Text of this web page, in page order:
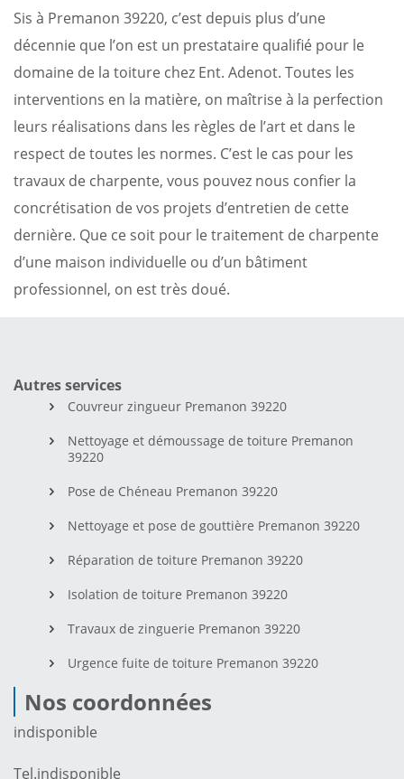
Sis à Premanon 39220, c’est depuis plus d’une
décennie que l’on est un prestataire qualifié pour le
domaine de la toiture chez Ent. Adenot. Toutes les
interventions en la matière, on maîtrise à la perfection
leurs réalisations dans les règles de l’art et dans le
respect de toutes les normes. C’est le cas pour les
travaux de charpente, vous pouvez nous confier la
concrétisation de vos projets d’entretien de cette
dernière. Que ce soit pour le traitement de charpente
d’une maison individuelle ou d’un bâtiment
professionnel, on est très doué.
Autres services
Couvreur zingueur Premanon 39220
Nettoyage et démoussage de toiture Premanon
39220
Pose de Chéneau Premanon 39220
Nettoyage et pose de gouttière Premanon 39220
Réparation de toiture Premanon 39220
Isolation de toiture Premanon 39220
Travaux de zinguerie Premanon 39220
Urgence fuite de toiture Premanon 39220
Nos coordonnées
indisponible
Tel.indisponible